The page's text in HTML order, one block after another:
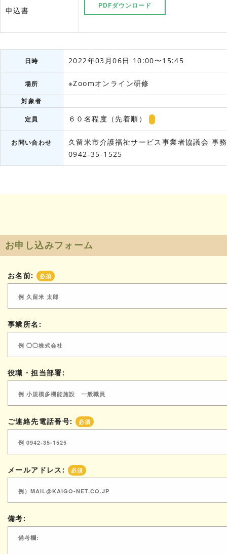
申込書
PDFダウンロード
日時 2022年03月06日 10:00〜15:45
場所 ※Zoomオンライン研修
対象者
定員 ６０名程度（先着順）
お問い合わせ 久留米市介護福祉サービス事業者協議会 事
0942-35-1525
お申し込みフォーム
お名前: 必須
事業所名:
役職・担当部署:
ご連絡先電話番号: 必須
メールアドレス: 必須
備考: